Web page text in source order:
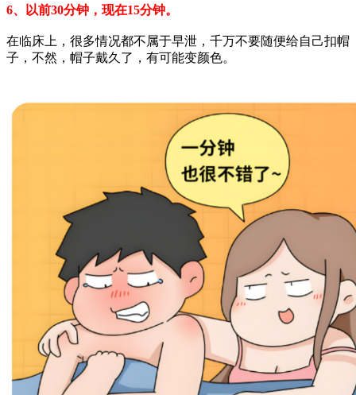
6、以前30分钟，现在15分钟。
在临床上，很多情况都不属于早泄，千万不要随便给自己扣帽
子，不然，帽子戴久了，有可能变颜色。